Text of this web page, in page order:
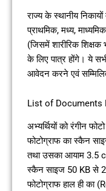
राज्य के स्थानीय निकायों
प्राथमिक, मध्य,
(जिसमें शारीरिक शिक्षक
के लिए पात्र होंगे। ये
आवेदन करने एवं
List of Documents
अभ्यर्थियों को रंगीन
फोटोग्राफ का स्कैन
तथा उसका आयाम 3.5
स्कैन साइज 50 KB से
फोटोग्राफ हाल ही का